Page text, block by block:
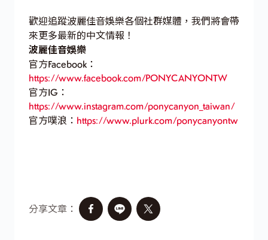
歡迎追蹤波麗佳音娛樂各個社群媒體，我們將會帶
來更多最新的中文情報！
波麗佳音娛樂
官方Facebook：
https://www.facebook.com/PONYCANYONTW
官方IG：
https://www.instagram.com/ponycanyon_taiwan/
官方噗浪： https://www.plurk.com/ponycanyontw
分享文章：